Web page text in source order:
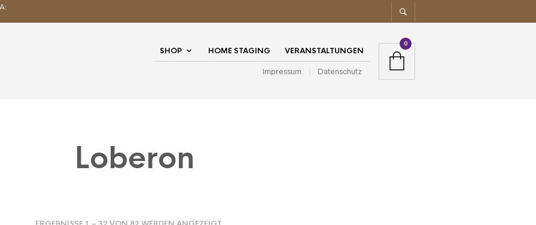
SHOP HOME STAGING VERANSTALTUNGEN
Impressum Datenschutz
0
Loberon